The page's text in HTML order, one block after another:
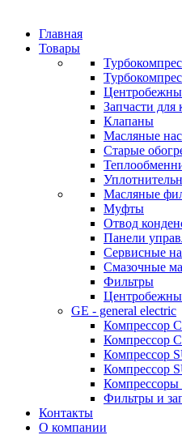
Главная
Товары
Запчасти для
Клапаны
Масляные
Старые
Масляные
Муфты
Отвод
Панели
Сервисные
Смазочные
Фильтры
GE - general electric
Компрессор
Компрессор
Компрессор
Компрессор
Компрессоры
Фильтры и
Контакты
О компании